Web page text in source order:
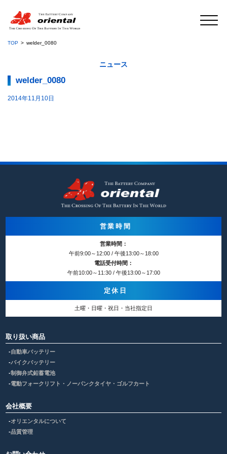
TOP welder_0080
ニュース
welder_0080
2014年11月10日
営業時間
営業時間：
午前9:00～12:00 / 午後13:00～18:00
電話受付時間：
午前10:00～11:30 / 午後13:00～17:00
定休日
土曜・日曜・祝日・当社指定日
取り扱い商品
自動車バッテリー
バイクバッテリー
制御弁式鉛蓄電池
電動フォークリフト・ノーパンクタイヤ・ゴルフカート
会社概要
オリエンタルについて
品質管理